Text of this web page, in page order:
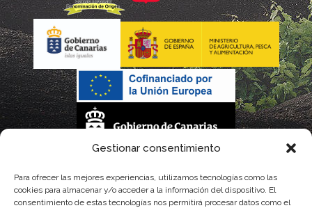
Gestionar consentimiento
Para ofrecer las mejores experiencias, utilizamos tecnologías como las
cookies para almacenar y/o acceder a la información del dispositivo. El
consentimiento de estas tecnologías nos permitirá procesar datos como el
parcialmente, por el Gobierno de Canarias